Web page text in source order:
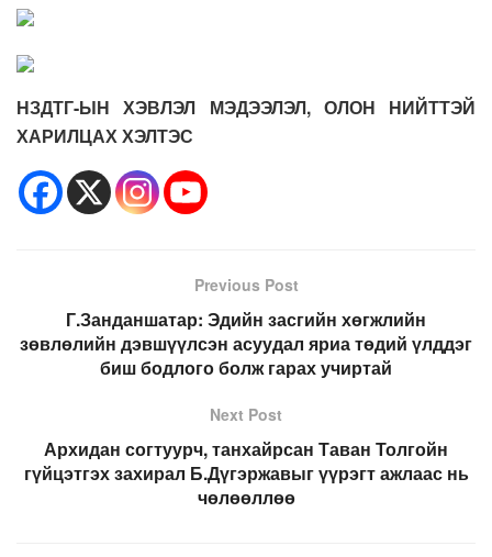
НЗДТГ-ЫН ХЭВЛЭЛ МЭДЭЭЛЭЛ, ОЛОН НИЙТТЭЙ
ХАРИЛЦАХ ХЭЛТЭС
Previous Post
Г.Занданшатар: Эдийн засгийн хөгжлийн
зөвлөлийн дэвшүүлсэн асуудал яриа төдий үлддэг
биш бодлого болж гарах учиртай
Next Post
Архидан согтуурч, танхайрсан Таван Толгойн
гүйцэтгэх захирал Б.Дүгэржавыг үүрэгт ажлаас нь
чөлөөллөө